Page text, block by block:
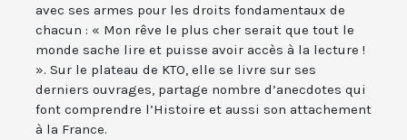
avec ses armes pour les droits fondamentaux de
chacun : « Mon rêve le plus cher serait que tout le
monde sache lire et puisse avoir accès à la lecture !
». Sur le plateau de KTO, elle se livre sur ses
derniers ouvrages, partage nombre d’anecdotes qui
font comprendre l’Histoire et aussi son attachement
à la France.